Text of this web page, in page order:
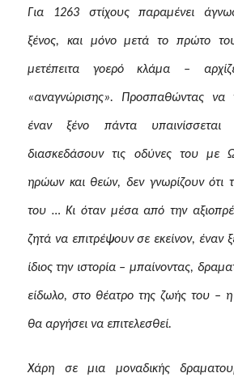
Για 1263 στίχους παραμένει
ξένος, και μόνο μετά το πρώτο
μετέπειτα γοερό κλάμα –
«αναγνώρισης». Προσπαθώντας να
έναν ξένο πάντα
διασκεδάσουν τις οδύνες του με
ηρώων και θεών, δεν γνωρίζουν ότι
του … Κι όταν μέσα από την
ζητά να επιτρέψουν σε εκείνον, έναν
ίδιος την ιστορία – μπαίνοντας,
είδωλο, στο θέατρο της ζωής του –
θα αργήσει να επιτελεσθεί.
Χάρη σε μια μοναδικής